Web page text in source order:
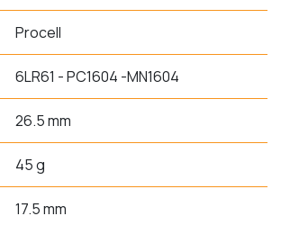
Procell
6LR61 - PC1604 -MN1604
26.5 mm
45 g
17.5 mm